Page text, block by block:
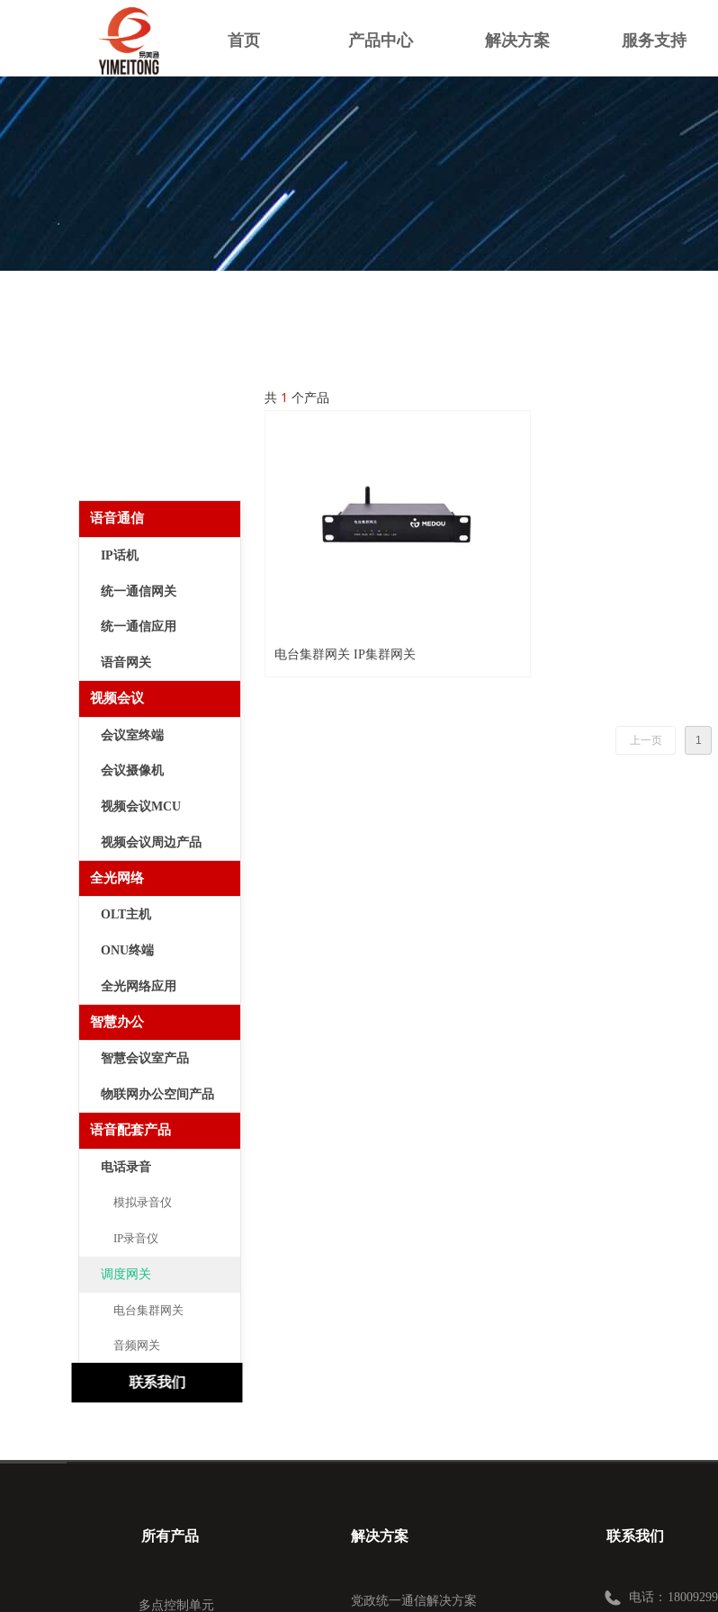
首页 产品中心 解决方案 服务支持
共 1 个产品
电台集群网关 IP集群网关
上一页 1
语音通信
IP话机
统一通信网关
统一通信应用
语音网关
视频会议
会议室终端
会议摄像机
视频会议MCU
视频会议周边产品
全光网络
OLT主机
ONU终端
全光网络应用
智慧办公
智慧会议室产品
物联网办公空间产品
语音配套产品
电话录音
模拟录音仪
IP录音仪
调度网关
电台集群网关
音频网关
联系我们
电话：
联系我们
解决方案
党政统一通信解决方案
多点控制单元
所有产品